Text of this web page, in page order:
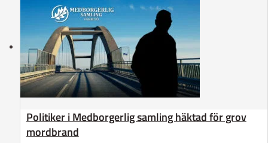
Politiker i Medborgerlig samling häktad för grov
mordbrand